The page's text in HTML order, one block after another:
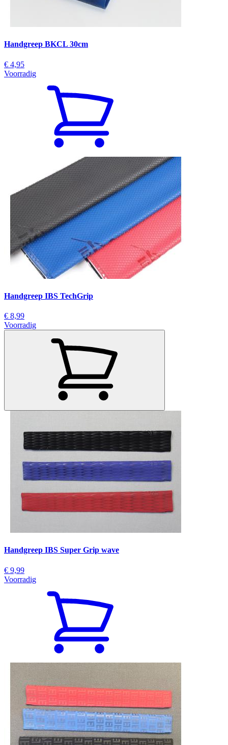
Handgreep BKCL 30cm
€ 4,95
Voorradig
Handgreep IBS TechGrip
€ 8,99
Voorradig
Handgreep IBS Super Grip wave
€ 9,99
Voorradig